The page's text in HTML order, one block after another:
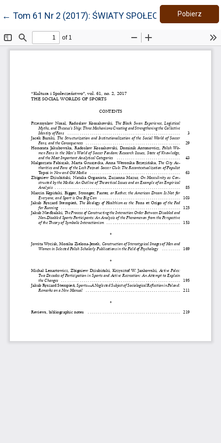
← Wróć do szczegółów artykułu
Tom 61 Nr 2 (2017): ŚWIATY SPOŁECZNE SPORTU
Pobierz